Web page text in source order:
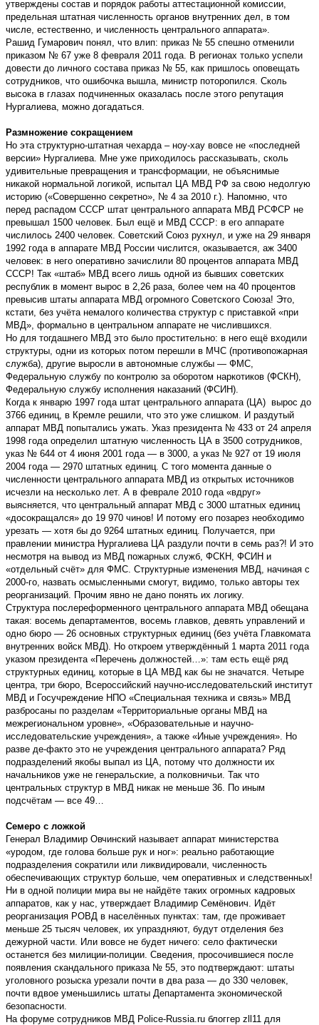
утверждены состав и порядок работы аттестационной комиссии,
предельная штатная численность органов внутренних дел, в том
числе, естественно, и численность центрального аппарата».
Рашид Гумарович понял, что влип: приказ № 55 спешно отменили
приказом № 67 уже 8 февраля 2011 года. В регионах только успели
довести до личного состава приказ № 55, как пришлось оповещать
сотрудников, что ошибочка вышла, министр поторопился. Сколь
высока в глазах подчиненных оказалась после этого репутация
Нургалиева, можно догадаться.
Размножение сокращением
Но эта структурно-штатная чехарда – ноу-хау вовсе не «последней
версии» Нургалиева. Мне уже приходилось рассказывать, сколь
удивительные превращения и трансформации, не объяснимые
никакой нормальной логикой, испытал ЦА МВД РФ за свою недолгую
историю («Совершенно секретно», № 4 за 2010 г.). Напомню, что
перед распадом СССР штат центрального аппарата МВД РСФСР не
превышал 1500 человек. Был ещё и МВД СССР: в его аппарате
числилось 2400 человек. Советский Союз рухнул, и уже на 29 января
1992 года в аппарате МВД России числится, оказывается, аж 3400
человек: в него оперативно зачислили 80 процентов аппарата МВД
СССР! Так «штаб» МВД всего лишь одной из бывших советских
республик в момент вырос в 2,26 раза, более чем на 40 процентов
превысив штаты аппарата МВД огромного Советского Союза! Это,
кстати, без учёта немалого количества структур с приставкой «при
МВД», формально в центральном аппарате не числившихся.
Но для тогдашнего МВД это было простительно: в него ещё входили
структуры, одни из которых потом перешли в МЧС (противопожарная
служба), другие выросли в автономные службы — ФМС,
Федеральную службу по контролю за оборотом наркотиков (ФСКН),
Федеральную службу исполнения наказаний (ФСИН).
Когда к январю 1997 года штат центрального аппарата (ЦА) вырос до
3766 единиц, в Кремле решили, что это уже слишком. И раздутый
аппарат МВД попытались ужать. Указ президента № 433 от 24 апреля
1998 года определил штатную численность ЦА в 3500 сотрудников,
указ № 644 от 4 июня 2001 года — в 3000, а указ № 927 от 19 июля
2004 года — 2970 штатных единиц. С того момента данные о
численности центрального аппарата МВД из открытых источников
исчезли на несколько лет. А в феврале 2010 года «вдруг»
выясняется, что центральный аппарат МВД с 3000 штатных единиц
«досокращался» до 19 970 чинов! И потому его позарез необходимо
урезать — хотя бы до 9264 штатных единиц. Получается, при
правлении министра Нургалиева ЦА раздули почти в семь раз?! И это
несмотря на вывод из МВД пожарных служб, ФСКН, ФСИН и
«отдельный счёт» для ФМС. Структурные изменения МВД, начиная с
2000-го, назвать осмысленными смогут, видимо, только авторы тех
реорганизаций. Прочим явно не дано понять их логику.
Структура послереформенного центрального аппарата МВД обещана
такая: восемь департаментов, восемь главков, девять управлений и
одно бюро — 26 основных структурных единиц (без учёта Главкомата
внутренних войск МВД). Но откроем утверждённый 1 марта 2011 года
указом президента «Перечень должностей…»: там есть ещё ряд
структурных единиц, которые в ЦА МВД как бы не значатся. Четыре
центра, три бюро, Всероссийский научно-исследовательский институт
МВД и Госучреждение НПО «Специальная техника и связь» МВД
разбросаны по разделам «Территориальные органы МВД на
межрегиональном уровне», «Образовательные и научно-
исследовательские учреждения», а также «Иные учреждения». Но
разве де-факто это не учреждения центрального аппарата? Ряд
подразделений якобы выпал из ЦА, потому что должности их
начальников уже не генеральские, а полковничьи. Так что
центральных структур в МВД никак не меньше 36. По иным
подсчётам — все 49…
Семеро с ложкой
Генерал Владимир Овчинский называет аппарат министерства
«уродом, где голова больше рук и ног»: реально работающие
подразделения сократили или ликвидировали, численность
обеспечивающих структур больше, чем оперативных и следственных!
Ни в одной полиции мира вы не найдёте таких огромных кадровых
аппаратов, как у нас, утверждает Владимир Семёнович. Идёт
реорганизация РОВД в населённых пунктах: там, где проживает
меньше 25 тысяч человек, их упраздняют, будут отделения без
дежурной части. Или вовсе не будет ничего: село фактически
останется без милиции-полиции. Сведения, просочившиеся после
появления скандального приказа № 55, это подтверждают: штаты
уголовного розыска урезали почти в два раза — до 330 человек,
почти вдвое уменьшились штаты Департамента экономической
безопасности.
На форуме сотрудников МВД Police-Russia.ru блоггер zll11 для